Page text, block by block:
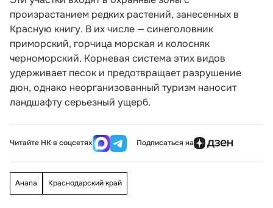
произрастанием редких растений, занесенных в
Красную книгу. В их числе — синеголовник
приморский, горчица морская и колосняк
черноморский. Корневая система этих видов
удерживает песок и предотвращает разрушение
дюн, однако неорганизованный туризм наносит
ландшафту серьезный ущерб.
Читайте НК в соцсетях Подписаться на
Анапа Краснодарский край